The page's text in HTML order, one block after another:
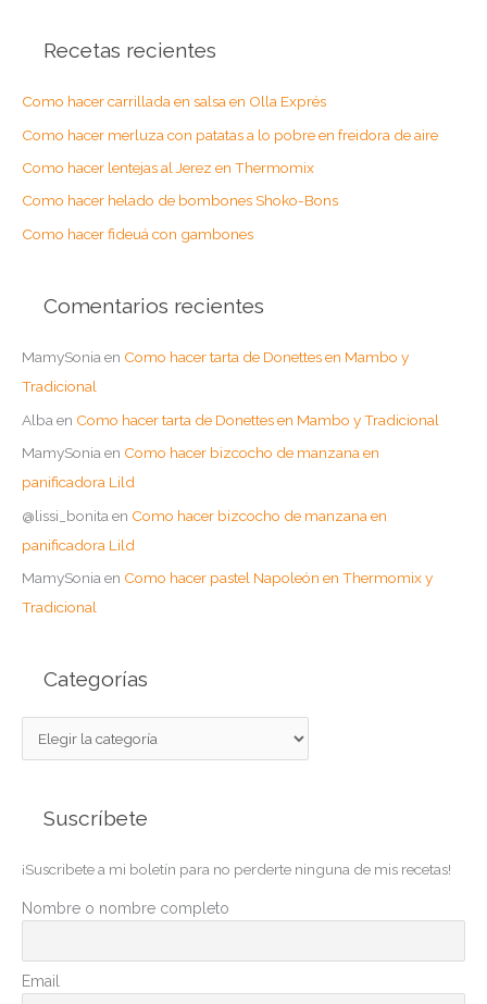
r
p
o
r
Recetas recientes
Como hacer carrillada en salsa en Olla Exprés
Como hacer merluza con patatas a lo pobre en freidora de aire
Como hacer lentejas al Jerez en Thermomix
Como hacer helado de bombones Shoko-Bons
Como hacer fideuá con gambones
Comentarios recientes
MamySoniaen Como hacer tarta de Donettes en Mambo y
Tradicional
Alba en Como hacer tarta de Donettes en Mambo y Tradicional
MamySoniaen Como hacer bizcocho de manzana en
panificadora Lild
@lissi_bonita en Como hacer bizcocho de manzana en
panificadora Lild
MamySonia en Como hacer pastel Napoleón en Thermomix y
Tradicional
Categorías
a
o
r
a
s
Suscríbete
¡Suscribete a mi boletín para no perderte ninguna de mis recetas!
Nombre o nombre completo
Email